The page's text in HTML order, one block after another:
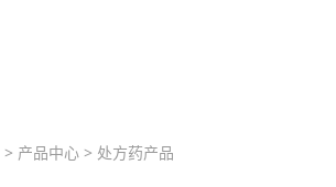
> 产品中心 > 处方药产品